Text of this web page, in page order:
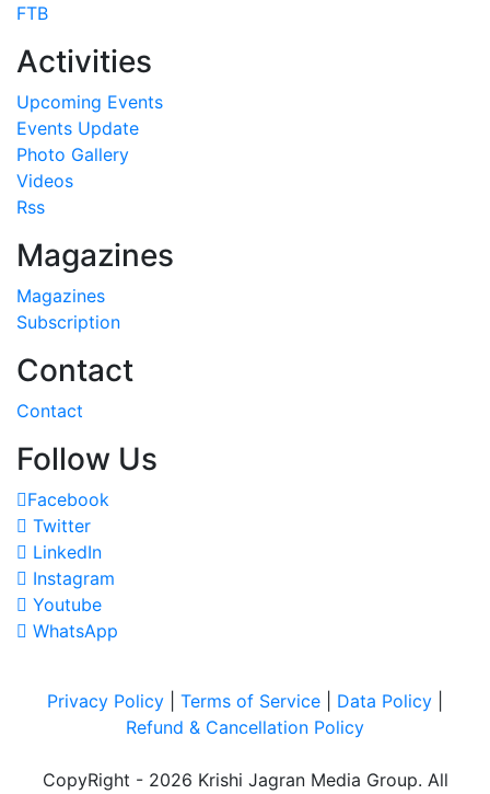
FTB
Activities
Upcoming Events
Events Update
Photo Gallery
Videos
Rss
Magazines
Magazines
Subscription
Contact
Contact
Follow Us
Facebook
Twitter
LinkedIn
Instagram
Youtube
WhatsApp
Privacy Policy Terms of Service Data Policy
Refund & Cancellation Policy
CopyRight - 2026 Krishi Jagran Media Group. All